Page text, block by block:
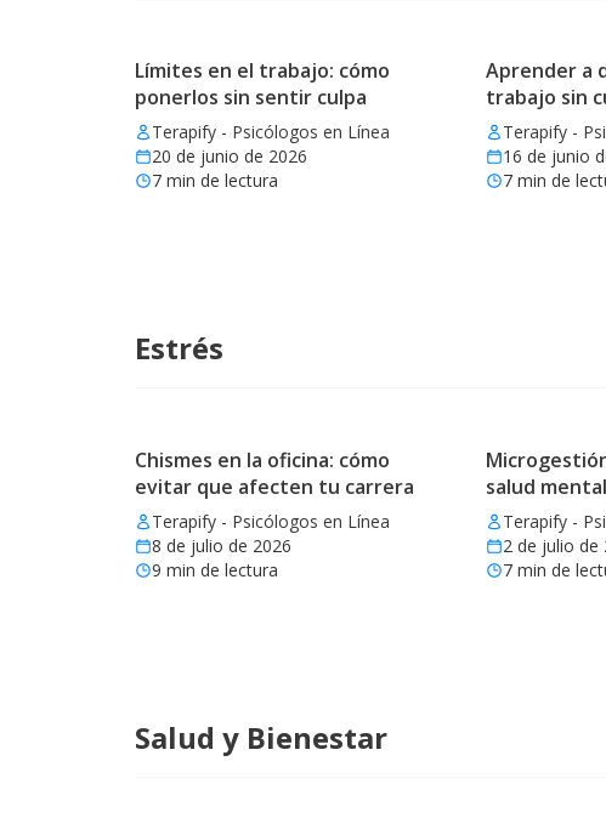
Límites en el trabajo: cómo
ponerlos sin sentir culpa
Terapify - Psicólogos en Línea
20 de junio de 2026
7 min de lectura
Aprender a
trabajo sin
Terapify -
16 de junio
7min de
Estrés
Chismes en la oficina: cómo
evitar que afecten tu carrera
Terapify - Psicólogos en Línea
8 de julio de 2026
9 min de lectura
salud
Terapify -
2 de julio de
7min de
Salud y Bienestar